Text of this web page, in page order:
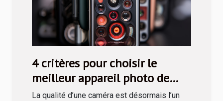
4 critères pour choisir le
meilleur appareil photo de
téléphone
La qualité d’une caméra est désormais l’un